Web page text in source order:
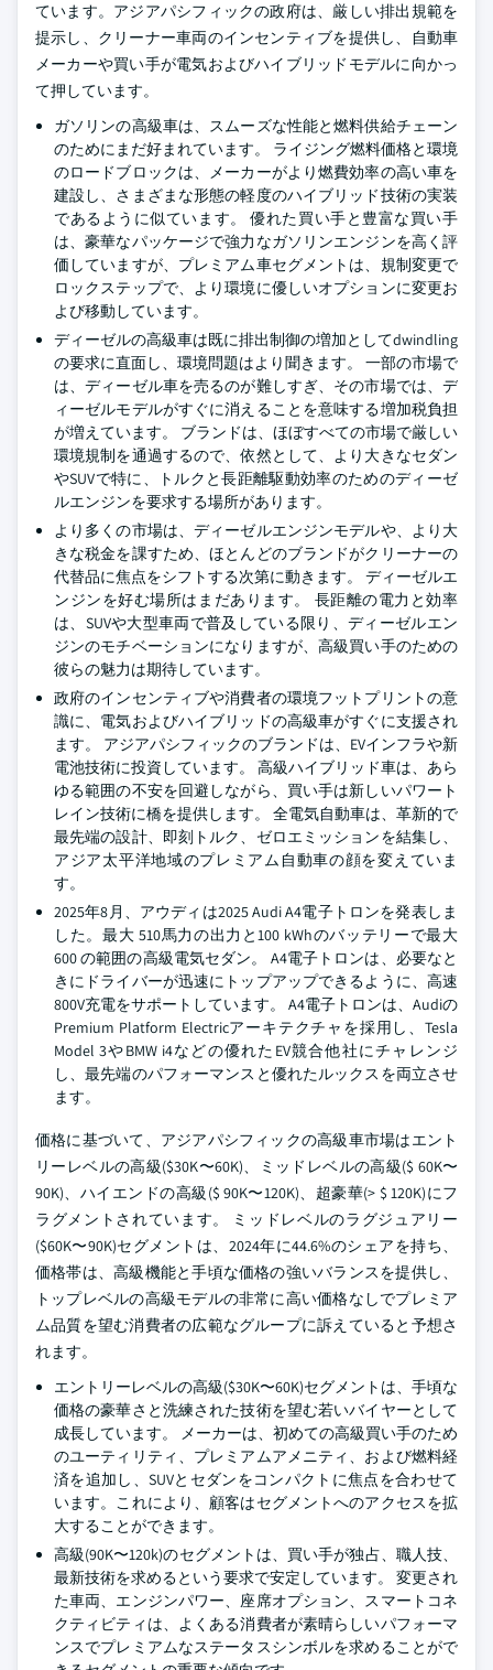
ています。アジアパシフィックの政府は、厳しい排出規範を
提示し、クリーナー車両のインセンティブを提供し、自動車
メーカーや買い手が電気およびハイブリッドモデルに向かっ
て押しています。
ガソリンの高級車は、スムーズな性能と燃料供給チェーン
のためにまだ好まれています。 ライジング燃料価格と環境
のロードブロックは、メーカーがより燃費効率の高い車を
建設し、さまざまな形態の軽度のハイブリッド技術の実装
であるように似ています。 優れた買い手と豊富な買い手
は、豪華なパッケージで強力なガソリンエンジンを高く評
価していますが、プレミアム車セグメントは、規制変更で
ロックステップで、より環境に優しいオプションに変更お
よび移動しています。
ディーゼルの高級車は既に排出制御の増加としてdwindling
の要求に直面し、環境問題はより聞きます。 一部の市場で
は、ディーゼル車を売るのが難しすぎ、その市場では、デ
ィーゼルモデルがすぐに消えることを意味する増加税負担
が増えています。 ブランドは、ほぼすべての市場で厳しい
環境規制を通過するので、依然として、より大きなセダン
やSUVで特に、トルクと長距離駆動効率のためのディーゼ
ルエンジンを要求する場所があります。
より多くの市場は、ディーゼルエンジンモデルや、より大
きな税金を課すため、ほとんどのブランドがクリーナーの
代替品に焦点をシフトする次第に動きます。 ディーゼルエ
ンジンを好む場所はまだあります。 長距離の電力と効率
は、SUVや大型車両で普及している限り、ディーゼルエン
ジンのモチベーションになりますが、高級買い手のための
彼らの魅力は期待しています。
政府のインセンティブや消費者の環境フットプリントの意
識に、電気およびハイブリッドの高級車がすぐに支援され
ます。 アジアパシフィックのブランドは、EVインフラや新
電池技術に投資しています。 高級ハイブリッド車は、あら
ゆる範囲の不安を回避しながら、買い手は新しいパワート
レイン技術に橋を提供します。 全電気自動車は、革新的で
最先端の設計、即刻トルク、ゼロエミッションを結集し、
アジア太平洋地域のプレミアム自動車の顔を変えていま
す。
2025年8月、アウディは2025 Audi A4電子トロンを発表しま
した。最大 510馬力の出力と100 kWhのバッテリーで最大
600 の範囲の高級電気セダン。 A4電子トロンは、必要なと
きにドライバーが迅速にトップアップできるように、高速
800V充電をサポートしています。 A4電子トロンは、Audiの
Premium Platform Electricアーキテクチャを採用し、Tesla
Model 3やBMW i4などの優れたEV競合他社にチャレンジ
し、最先端のパフォーマンスと優れたルックスを両立させ
ます。
価格に基づいて、アジアパシフィックの高級車市場はエント
リーレベルの高級($30K〜60K)、ミッドレベルの高級($ 60K〜
90K)、ハイエンドの高級($ 90K〜120K)、超豪華(> $ 120K)にフ
ラグメントされています。 ミッドレベルのラグジュアリー
($60K〜90K)セグメントは、2024年に44.6%のシェアを持ち、
価格帯は、高級機能と手頃な価格の強いバランスを提供し、
トップレベルの高級モデルの非常に高い価格なしでプレミア
ム品質を望む消費者の広範なグループに訴えていると予想さ
れます。
エントリーレベルの高級($30K〜60K)セグメントは、手頃な
価格の豪華さと洗練された技術を望む若いバイヤーとして
成長しています。 メーカーは、初めての高級買い手のため
のユーティリティ、プレミアムアメニティ、および燃料経
済を追加し、SUVとセダンをコンパクトに焦点を合わせて
います。これにより、顧客はセグメントへのアクセスを拡
大することができます。
高級(90K〜120k)のセグメントは、買い手が独占、職人技、
最新技術を求めるという要求で安定しています。 変更され
た車両、エンジンパワー、座席オプション、スマートコネ
クティビティは、よくある消費者が素晴らしいパフォーマ
ンスでプレミアムなステータスシンボルを求めることがで